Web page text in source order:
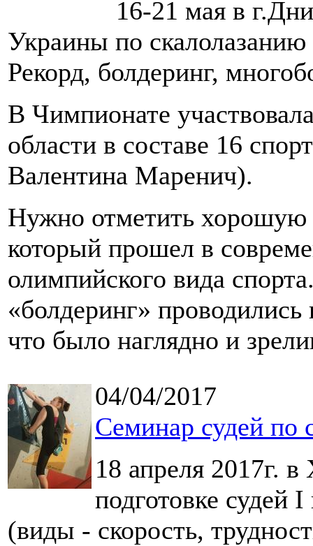
16-21 мая в
Украины по скалолазанию
Рекорд, болдеринг,
В Чимпионате
области в составе 16
Валентина Маренич).
Нужно отметить хорошую
который прошел в
олимпийского вида
«болдеринг»
что было наглядно и
04/04/2017
Семинар судей по
18 апреля 2017г.
подготовке судей
(виды - скорость,